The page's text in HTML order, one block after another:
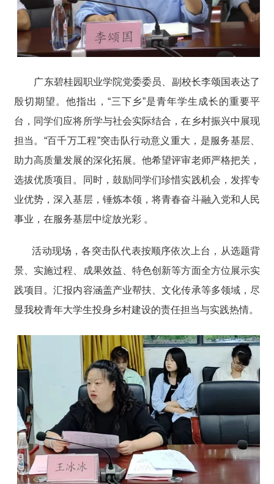
广东碧桂园职业学院党委委员、副校长李颂国表达了
殷切期望。他指出，“三下乡”是青年学生成长的重要平
台，同学们应将所学与社会实际结合，在乡村振兴中展现
担当。“百千万工程”突击队行动意义重大，是服务基层、
助力高质量发展的深化拓展。他希望评审老师严格把关，
选拔优质项目。同时，鼓励同学们珍惜实践机会，发挥专
业优势，深入基层，锤炼本领，将青春奋斗融入党和人民
事业，在服务基层中绽放光彩 。
活动现场，各突击队代表按顺序依次上台，从选题背
景、实施过程、成果效益、特色创新等方面全方位展示实
践项目。汇报内容涵盖产业帮扶、文化传承等多领域，尽
显我校青年大学生投身乡村建设的责任担当与实践热情。